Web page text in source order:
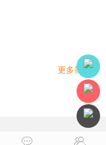
更多筛选